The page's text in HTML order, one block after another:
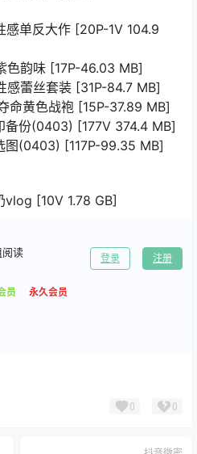
感单反大作 [20P-1V 104.9
色韵味 [17P-46.03 MB]
感蕾丝套装 [31P-84.7 MB]
命黄色战袍 [15P-37.89 MB]
备份(0403) [177V 374.4 MB]
图(0403) [117P-99.35 MB]
vlog [10V 1.78 GB]
阅读
员 永久会员
登录 注册
0 0